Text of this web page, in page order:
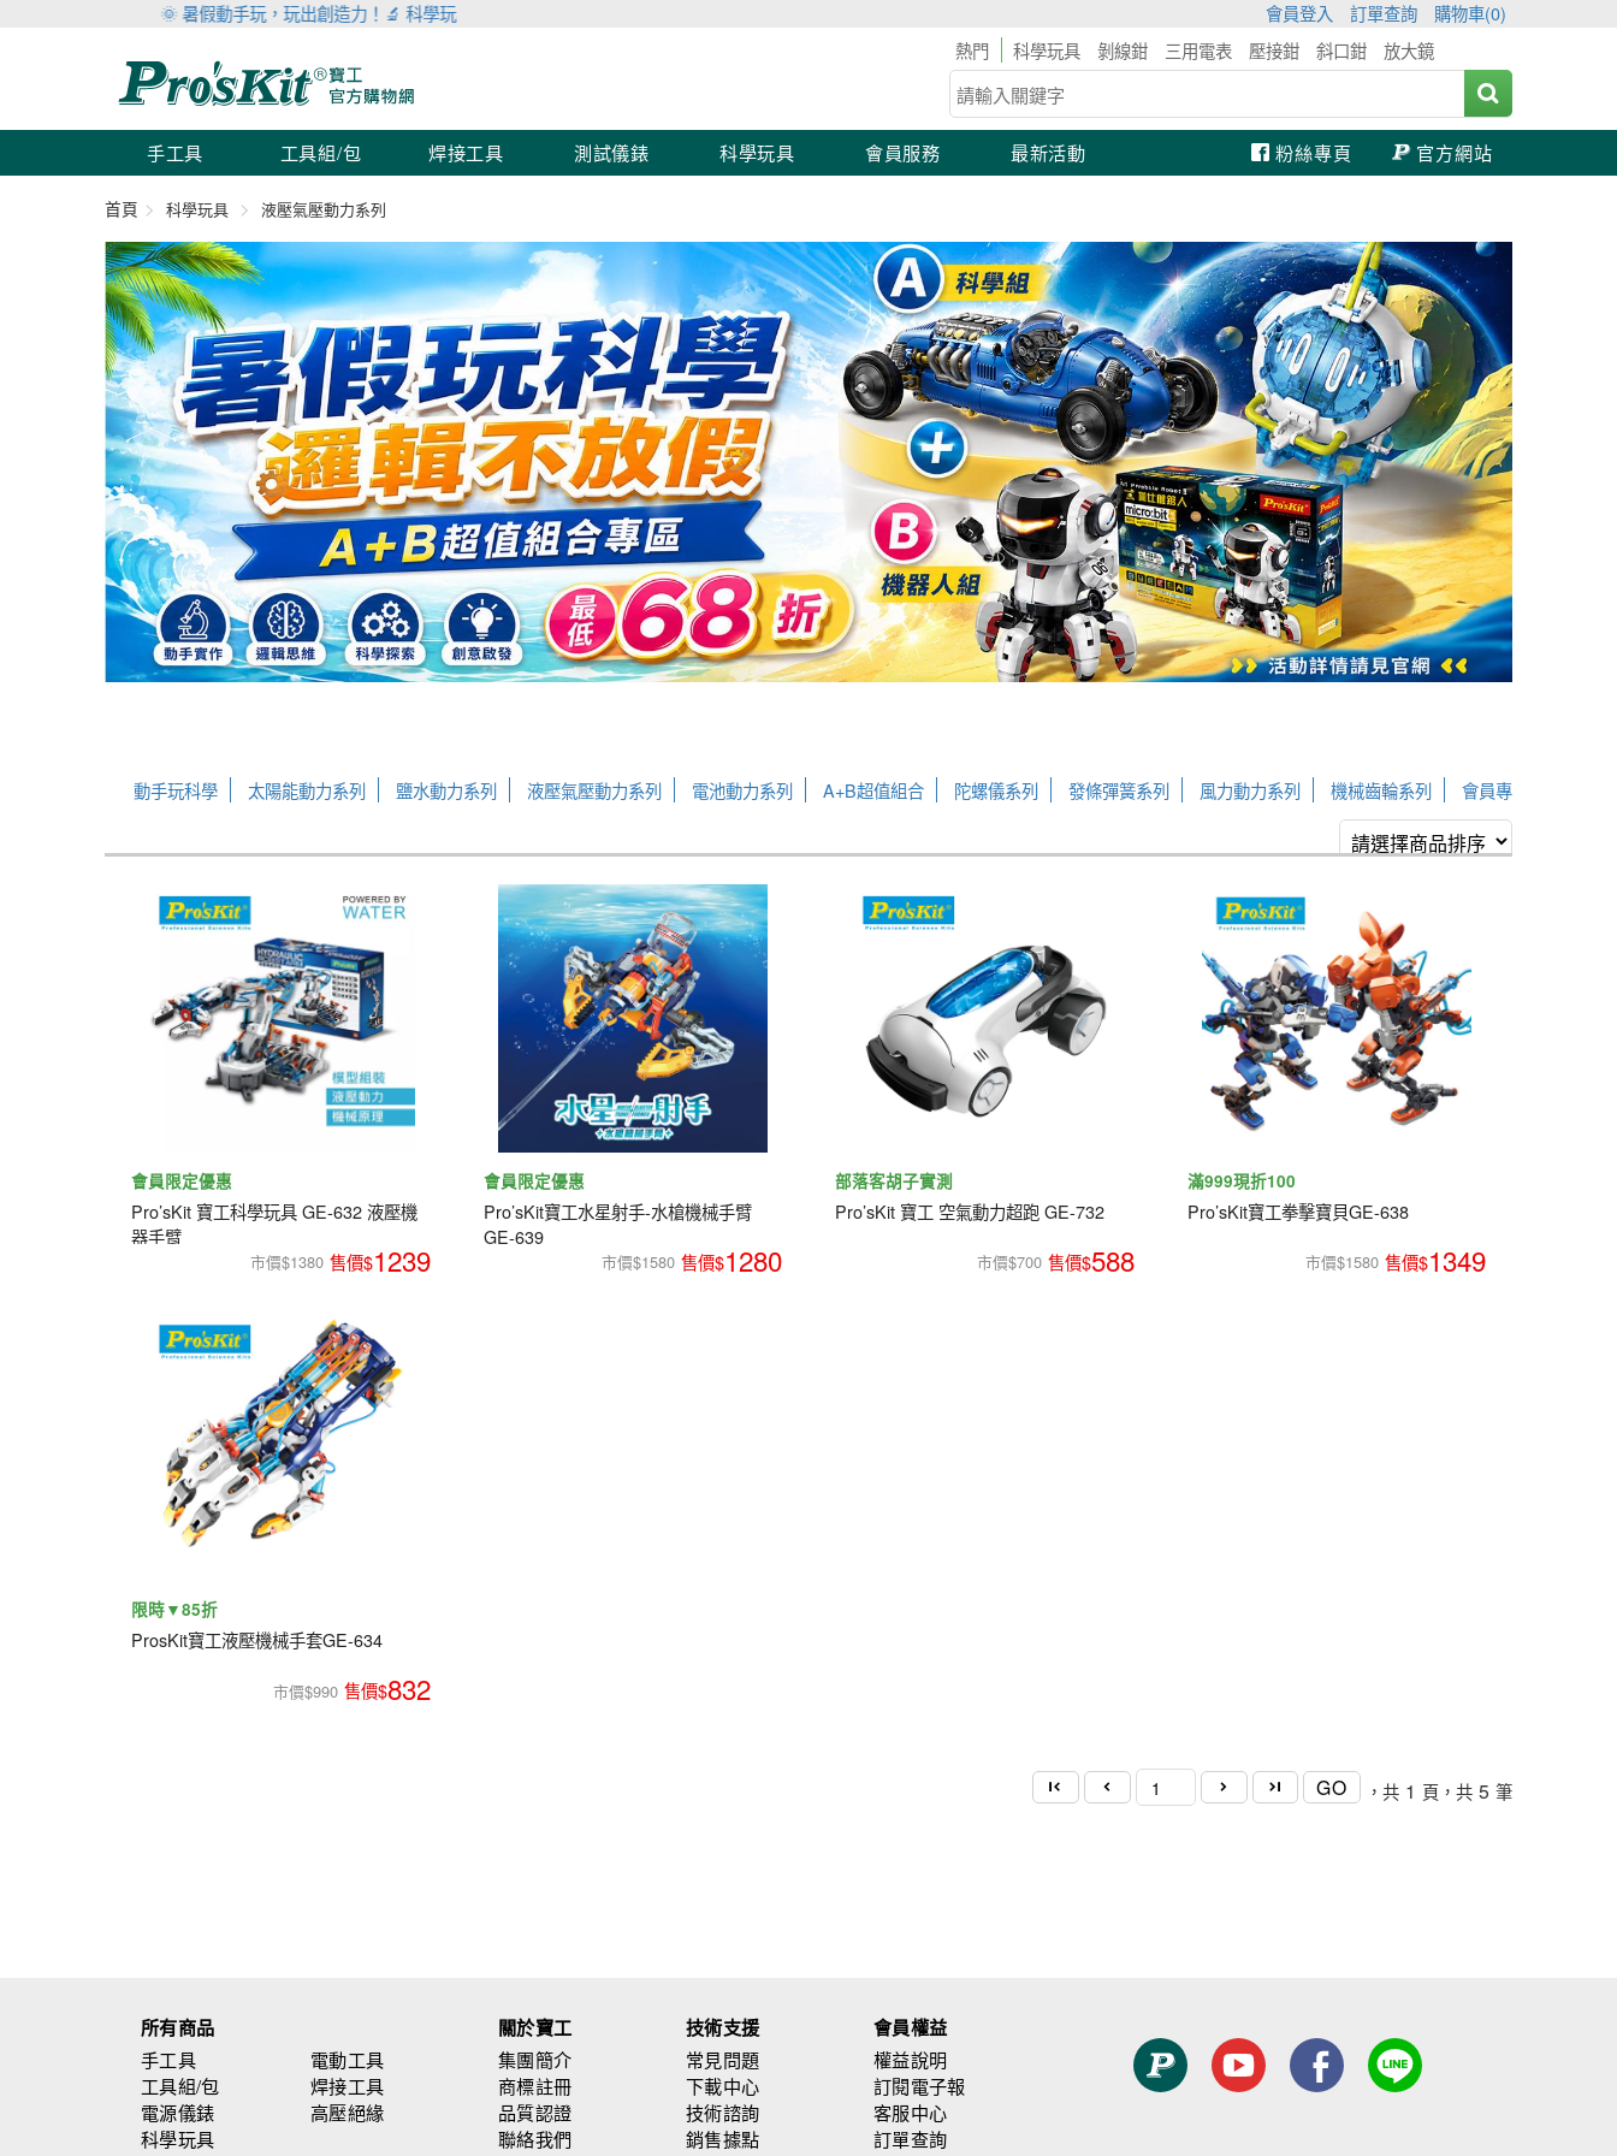
🌞 暑假動手玩，玩出創造力！🔬 科學玩具滿999折100 🛠 工具儀表滿2,000 現折100！滿額優惠開跑！ 會員登入 訂單查詢 購物車(0)
科學玩具
剝線鉗 三用電表 壓接鉗 斜口鉗 放大鏡
手工具 工具組/包 焊接工具 測試儀錶 科學玩具 會員服務 最新活動 官方網站
粉絲專頁
首頁 科學玩具 液壓氣壓動力系列
動手玩科學 太陽能動力系列 鹽水動力系列 液壓氣壓動力系列 電池動力系列 A+B超值組合 陀螺儀系列 發條彈簧系列 風力動力系列 機械齒輪系列
會員專
屬
會員限定優惠
Pro’sKit 寶工科學玩具 GE-632 液壓機
器手臂
市價$1380 1239
會員限定優惠
Pro’sKit寶工水星射手-水槍機械手臂
GE-639
市價$1580 1280
部落客胡子實測
Pro’sKit 寶工 空氣動力超跑 GE-732
市價$700 588
滿999現折100
Pro’sKit寶工拳擊寶貝GE-638
市價$1580 1349
限時▼85折
ProsKit寶工液壓機械手套GE-634
市價$990 832
GO ，共 1 頁，共 5 筆
所有商品
手工具
電動工具
工具組/包
焊接工具
電源儀錶
高壓絕緣
科學玩具
關於寶工
集團簡介
商標註冊
品質認證
聯絡我們
技術支援
常見問題
下載中心
技術諮詢
銷售據點
會員權益
權益說明
訂閱電子報
客服中心
訂單查詢